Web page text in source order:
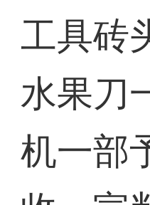
工具砖
水果刀
机一部